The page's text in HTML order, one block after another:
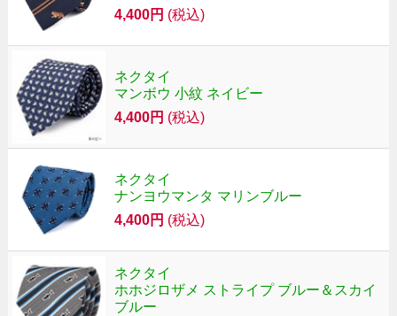
4,400円 (税込)
ネクタイ
マンボウ 小紋 ネイビー
4,400円 (税込)
ネクタイ
ナンヨウマンタ マリンブルー
4,400円 (税込)
ネクタイ
ホホジロザメ ストライプ ブルー＆スカイ
ブルー